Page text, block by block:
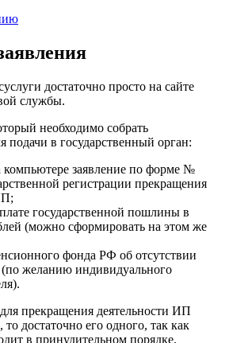
достаточно просто на сайте
службы.
необходимо собрать
подачи в государственный орган:
компьютере заявление по форме №
регистрации прекращения
государственной пошлины в
(можно сформировать на этом же
фонда РФ об отсутствии
(по желанию индивидуального
прекращения деятельности ИП
достаточно его одного, так как
в принудительном порядке.